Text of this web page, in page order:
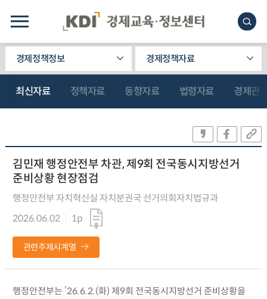
경제정책정보 경제정책자료
최신자료 정책자료 동향자료 법령자료 경제관
김민재 행정안전부 차관, 제9회 전국동시지방선거
준비상황 현장점검
행정안전부 자치혁신실 자치분권국 선거의회자치법규과
2026.06.02
1p
관련주제시계열
행정안전부는 ’26.6.2.(화) 제9회 전국동시지방선거 준비상황을